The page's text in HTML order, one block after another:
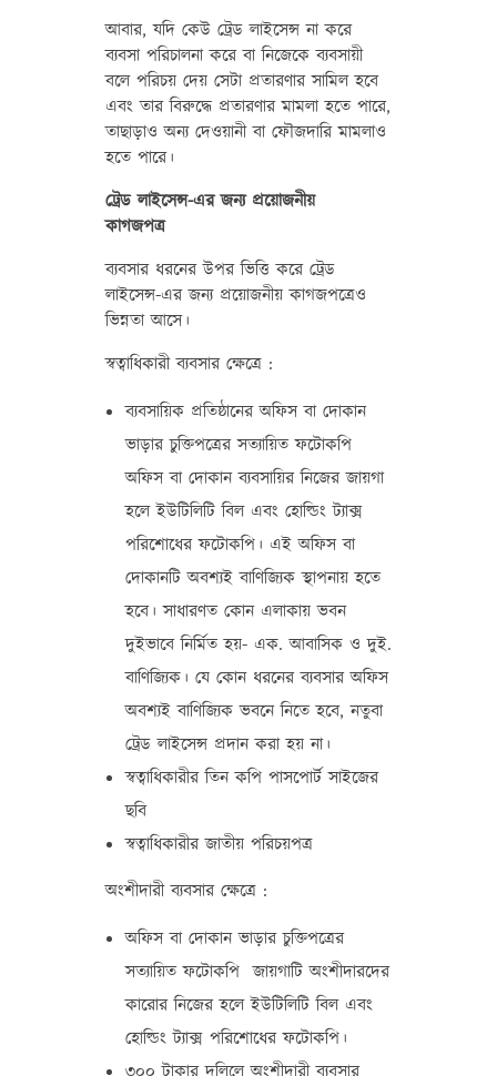
আবার, যদি কেউ ট্রেড লাইসেন্স না করে
ব্যবসা পরিচালনা করে বা নিজেকে ব্যবসায়ী
বলে পরিচয় দেয় সেটা প্রতারণার সামিল হবে
এবং তার বিরুদ্ধে প্রতারণার মামলা হতে পারে,
তাছাড়াও অন্য দেওয়ানী বা ফৌজদারি মামলাও
হতে পারে।
ট্রেড লাইসেন্স-এর জন্য প্রয়োজনীয়
কাগজপত্র
ব্যবসার ধরনের উপর ভিত্তি করে ট্রেড
লাইসেন্স-এর জন্য প্রয়োজনীয় কাগজপত্রেও
ভিন্নতা আসে।
স্বত্বাধিকারী ব্যবসার ক্ষেত্রে :
ব্যবসায়িক প্রতিষ্ঠানের অফিস বা দোকান
ভাড়ার চুক্তিপত্রের সত্যায়িত ফটোকপি
অফিস বা দোকান ব্যবসায়ির নিজের জায়গা
হলে ইউটিলিটি বিল এবং হোল্ডিং ট্যাক্স
পরিশোধের ফটোকপি। এই অফিস বা
দোকানটি অবশ্যই বাণিজ্যিক স্থাপনায় হতে
হবে। সাধারণত কোন এলাকায় ভবন
দুইভাবে নির্মিত হয়- এক. আবাসিক ও দুই.
বাণিজ্যিক। যে কোন ধরনের ব্যবসার অফিস
অবশ্যই বাণিজ্যিক ভবনে নিতে হবে, নতুবা
ট্রেড লাইসেন্স প্রদান করা হয় না।
স্বত্বাধিকারীর তিন কপি পাসপোর্ট সাইজের
ছবি
স্বত্বাধিকারীর জাতীয় পরিচয়পত্র
অংশীদারী ব্যবসার ক্ষেত্রে :
অফিস বা দোকান ভাড়ার চুক্তিপত্রের
সত্যায়িত ফটোকপি জায়গাটি অংশীদারদের
কারোর নিজের হলে ইউটিলিটি বিল এবং
হোল্ডিং ট্যাক্স পরিশোধের ফটোকপি।